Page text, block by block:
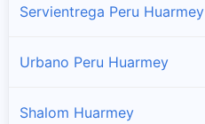
Servientrega Peru Huarmey
Urbano Peru Huarmey
Shalom Huarmey